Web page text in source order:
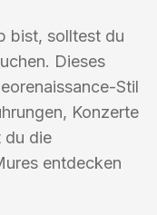
bist, solltest du
Dieses
Stil
Konzerte
du die
entdecken